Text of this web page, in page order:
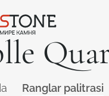
Ranglar palitrasi